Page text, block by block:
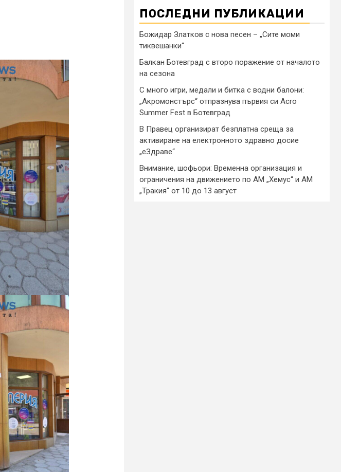
ПОСЛЕДНИ ПУБЛИКАЦИИ
Божидар Златков с нова песен – „Сите моми
тиквешанки“
Балкан Ботевград с второ поражение от началото
на сезона
С много игри, медали и битка с водни балони:
„Акромонстърс“ отпразнува първия си Acro
Summer Fest в Ботевград
В Правец организират безплатна среща за
активиране на електронното здравно досие
„еЗдраве“
Внимание, шофьори: Временна организация и
ограничения на движението по АМ „Хемус“ и АМ
„Тракия“ от 10 до 13 август